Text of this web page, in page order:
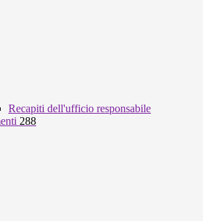
Recapiti dell'ufficio responsabile
288